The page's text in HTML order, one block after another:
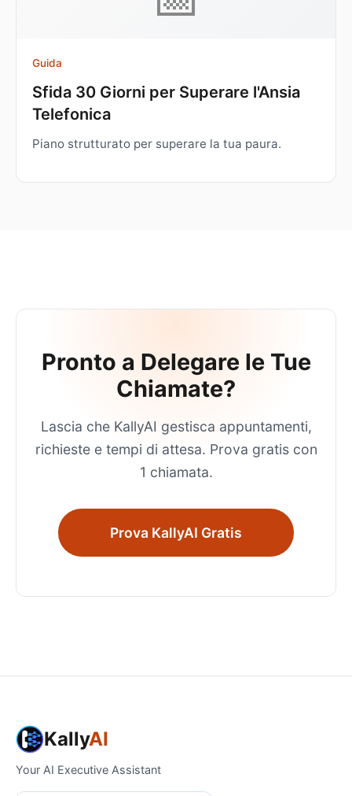
Guida
Sfida 30 Giorni per Superare l'Ansia
Telefonica
Piano strutturato per superare la tua paura.
Pronto a Delegare le Tue
Chiamate?
Lascia che KallyAI gestisca appuntamenti,
richieste e tempi di attesa. Prova gratis con
1 chiamata.
Prova KallyAI Gratis
KallyAI
Your AI Executive Assistant